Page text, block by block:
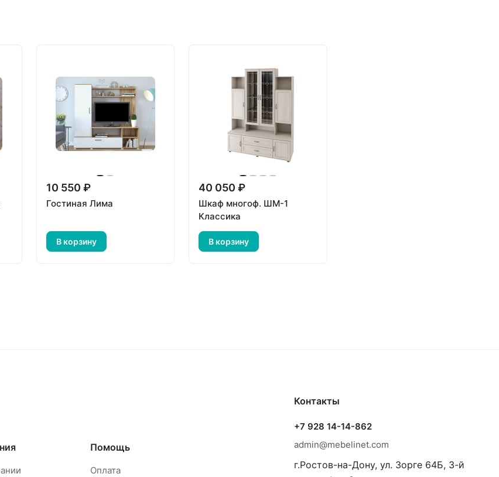
10 550 ₽
Гостиная Лима
В корзину
40 050 ₽
Шкаф многоф. ШМ-1
Классика
В корзину
Помощь
Оплата
Контакты
+7 928 14-14-862
admin@mebelinet.com
г.Ростов-на-Дону, ул. Зорге 64Б, 3-й